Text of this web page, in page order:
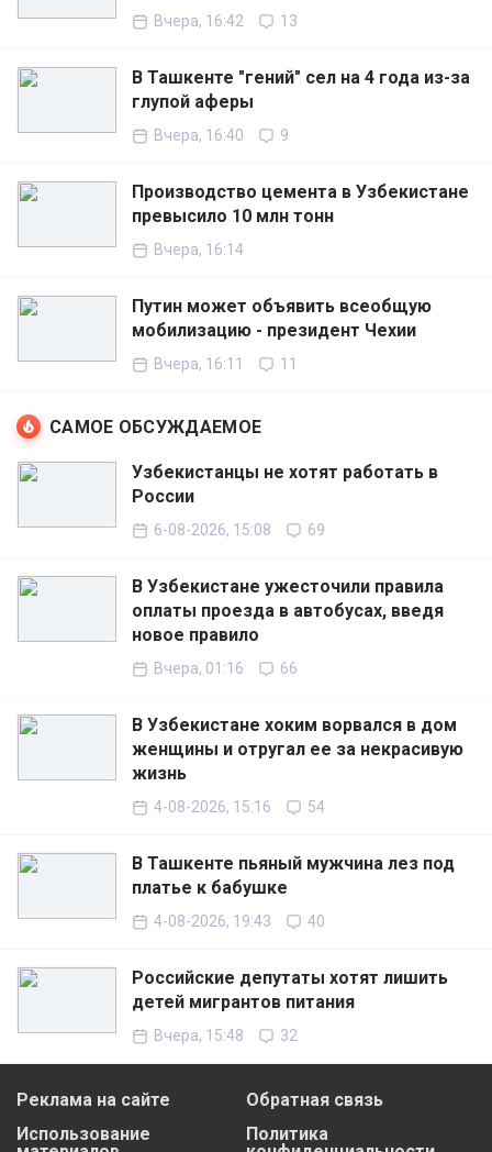
Вчера, 16:42 13
В Ташкенте "гений" сел на 4 года из-за
глупой аферы
Вчера, 16:40 9
Производство цемента в Узбекистане
превысило 10 млн тонн
Вчера, 16:14
Путин может объявить всеобщую
мобилизацию - президент Чехии
Вчера, 16:11 11
САМОЕ ОБСУЖДАЕМОЕ
Узбекистанцы не хотят работать в
России
6-08-2026, 15:08 69
В Узбекистане ужесточили правила
оплаты проезда в автобусах, введя
новое правило
Вчера, 01:16 66
В Узбекистане хоким ворвался в дом
женщины и отругал ее за некрасивую
жизнь
4-08-2026, 15:16 54
В Ташкенте пьяный мужчина лез под
платье к бабушке
4-08-2026, 19:43 40
Российские депутаты хотят лишить
детей мигрантов питания
Вчера, 15:48 32
Реклама на сайте
Обратная связь
Использование
Политика